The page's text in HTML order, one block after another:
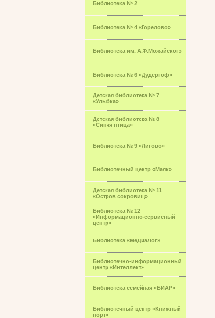
Библиотека № 2
Библиотека № 4 «Горелово»
Библиотека им. А.Ф.Можайского
Библиотека № 6 «Дудергоф»
Детская библиотека № 7
«Улыбка»
Детская библиотека № 8
«Синяя птица»
Библиотека № 9 «Лигово»
Библиотечный центр «Маяк»
Детская библиотека № 11
«Остров сокровищ»
Библиотека № 12
«Информационно-сервисный
центр»
Библиотека «МеДиаЛог»
Библиотечно-информационный
центр «Интеллект»
Библиотека семейная «БИАР»
Библиотечный центр «Книжный
порт»